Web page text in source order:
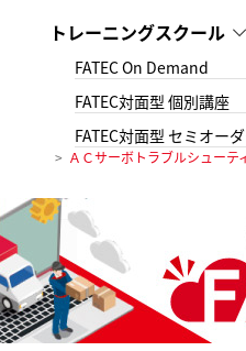
トレーニングスクール
FATEC On Demand
FATEC対面型 個別講座
FATEC対面型 セミオー
ＡＣサーボトラブルシューテ